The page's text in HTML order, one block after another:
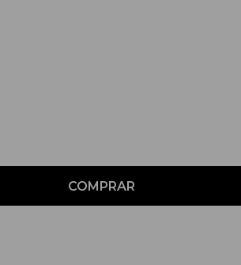
COMPRAR